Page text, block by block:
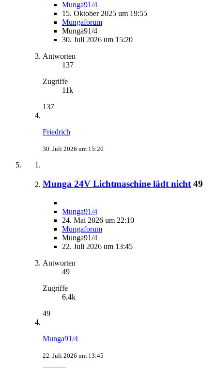
Munga91/4
15. Oktober 2025 um 19:55
Mungaforum
Munga91/4
30. Juli 2026 um 15:20
Antworten
137
Zugriffe
11k
137
Friedrich
30. Juli 2026 um 15:20
Munga 24V Lichtmaschine lädt nicht 49
Munga91/4
24. Mai 2026 um 22:10
Mungaforum
Munga91/4
22. Juli 2026 um 13:45
Antworten
49
Zugriffe
6,4k
49
Munga91/4
22. Juli 2026 um 13:45